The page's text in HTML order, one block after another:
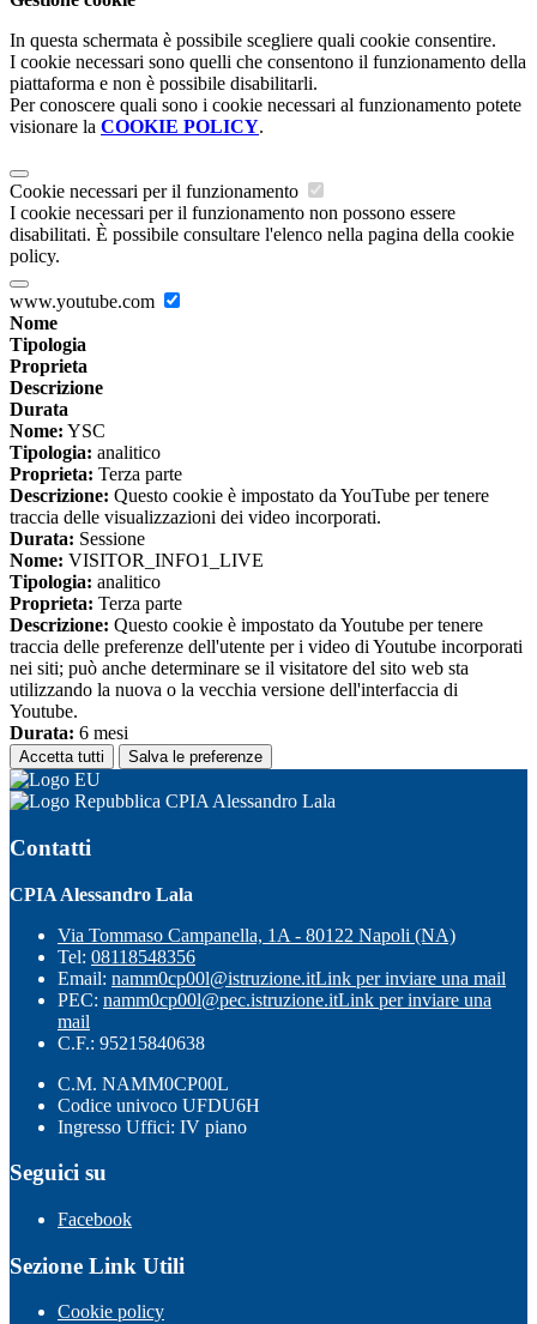
In questa schermata è possibile scegliere quali cookie consentire.
I cookie necessari sono quelli che consentono il funzionamento della
piattaforma e non è possibile disabilitarli.
Per conoscere quali sono i cookie necessari al funzionamento potete
visionare la COOKIE POLICY.
Cookie necessari per il funzionamento
I cookie necessari per il funzionamento non possono essere
disabilitati. È possibile consultare l'elenco nella pagina della cookie
policy.
www.youtube.com
Nome
Tipologia
Proprieta
Descrizione
Durata
Nome: YSC
Tipologia: analitico
Proprieta: Terza parte
Descrizione: Questo cookie è impostato da YouTube per tenere
traccia delle visualizzazioni dei video incorporati.
Durata: Sessione
Nome: VISITOR_INFO1_LIVE
Tipologia: analitico
Proprieta: Terza parte
Descrizione: Questo cookie è impostato da Youtube per tenere
traccia delle preferenze dell'utente per i video di Youtube incorporati
nei siti; può anche determinare se il visitatore del sito web sta
utilizzando la nuova o la vecchia versione dell'interfaccia di
Youtube.
Durata: 6 mesi
Accetta tutti Salva le preferenze
CPIA Alessandro Lala
Contatti
CPIA Alessandro Lala
Via Tommaso Campanella, 1A - 80122 Napoli (NA)
Tel: 08118548356
Email: namm0cp00l@istruzione.itLink per inviare una mail
PEC: namm0cp00l@pec.istruzione.itLink per inviare una
mail
C.F.: 95215840638
C.M. NAMM0CP00L
Codice univoco UFDU6H
Ingresso Uffici: IV piano
Seguici su
Facebook
Sezione Link Utili
Cookie policy